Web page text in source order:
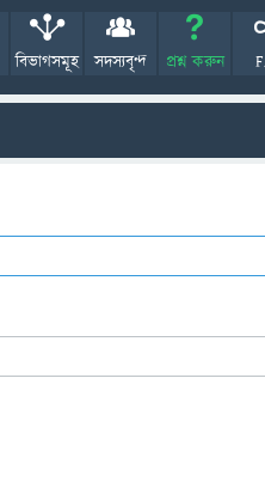
বিভাগসমূহ সদস্যবৃন্দ প্রশ্ন করুন